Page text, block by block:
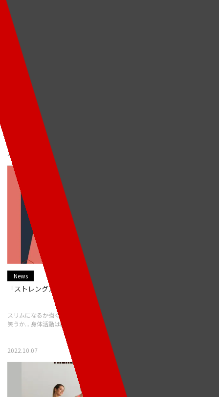
トレーニングの利点?
・心血管調節を改善する ・脂肪の量を減らす ・ 体重を減らすのに役立つ ・
糖尿病のリスクを減らす ・
2022.10.09
News
「ストレングスジムを第二の家にする」
スリムになるか強くなるかではなく、友達と出会い、 素敵な会話をするか、
笑うか... 身体活動は細部に
2022.10.07